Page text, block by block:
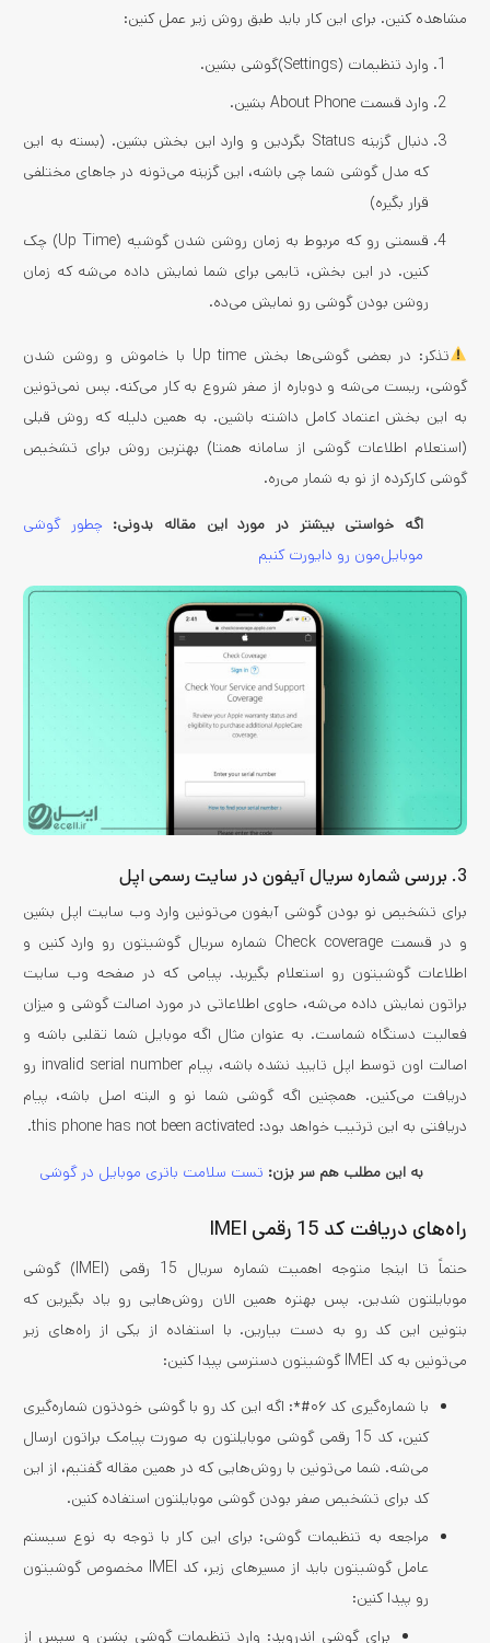
مشاهده کنین. برای این کار باید طبق روش زیر عمل کنین:
وارد تنظیمات (Settings)گوشی بشین.
وارد قسمت About Phone بشین.
دنبال گزینه Status بگردین و وارد این بخش بشین. (بسته به این
که مدل گوشی شما چی باشه، این گزینه می‌تونه در جاهای مختلفی
قرار بگیره)
قسمتی رو که مربوط به زمان روشن شدن گوشیه (Up Time) چک
کنین. در این بخش، تایمی برای شما نمایش داده می‌شه که زمان
روشن بودن گوشی رو نمایش می‌ده.
تذکر: در بعضی گوشی‌ها بخش Up time با خاموش و روشن شدن
گوشی، ریست می‌شه و دوباره از صفر شروع به کار می‌کنه. پس نمی‌تونین
به این بخش اعتماد کامل داشته باشین. به همین دلیله که روش قبلی
(استعلام اطلاعات گوشی از سامانه همتا) بهترین روش برای تشخیص
گوشی کارکرده از نو به شمار می‌ره.
اگه خواستی بیشتر در مورد این مقاله بدونی: چطور گوشی
موبایل‌مون رو دایورت کنیم
3. بررسی شماره سریال آیفون در سایت رسمی اپل
برای تشخیص نو بودن گوشی آیفون می‌تونین وارد وب سایت اپل بشین
و در قسمت Check coverage شماره سریال گوشیتون رو وارد کنین و
اطلاعات گوشیتون رو استعلام بگیرید. پیامی که در صفحه وب سایت
براتون نمایش داده می‌شه، حاوی اطلاعاتی در مورد اصالت گوشی و میزان
فعالیت دستگاه شماست. به عنوان مثال اگه موبایل شما تقلبی باشه و
اصالت اون توسط اپل تایید نشده باشه، پیام invalid serial number رو
دریافت می‌کنین. همچنین اگه گوشی شما نو و البته اصل باشه، پیام
دریافتی به این ترتیب خواهد بود: this phone has not been activated.
به این مطلب هم سر بزن: تست سلامت باتری موبایل در گوشی
راه‌های دریافت کد 15 رقمی IMEI
حتماً تا اینجا متوجه اهمیت شماره سریال 15 رقمی (IMEI) گوشی
موبایلتون شدین. پس بهتره همین الان روش‌هایی رو یاد بگیرین که
بتونین این کد رو به دست بیارین. با استفاده از یکی از راه‌های زیر
می‌تونین به کد IMEI گوشیتون دسترسی پیدا کنین:
با شماره‌گیری کد ۰۶#*: اگه این کد رو با گوشی خودتون شماره‌گیری
کنین، کد 15 رقمی گوشی موبایلتون به صورت پیامک براتون ارسال
می‌شه. شما می‌تونین با روش‌هایی که در همین مقاله گفتیم، از این
کد برای تشخیص صفر بودن گوشی موبایلتون استفاده کنین.
مراجعه به تنظیمات گوشی: برای این کار با توجه به نوع سیستم
عامل گوشیتون باید از مسیرهای زیر، کد IMEI مخصوص گوشیتون
رو پیدا کنین:
برای گوشی اندروید: وارد تنظیمات گوشی بشین و سپس از